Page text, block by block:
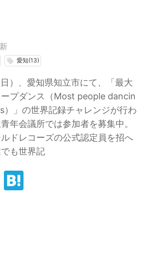
local_offer 愛知(13)
）、愛知県知立市にて、「最大
ープダンス（Most people dancin
」の世界記録チャレンジが行わ
年会議所では参加者を募集中。
ドレコーズの公式認定員を招へ
も世界記